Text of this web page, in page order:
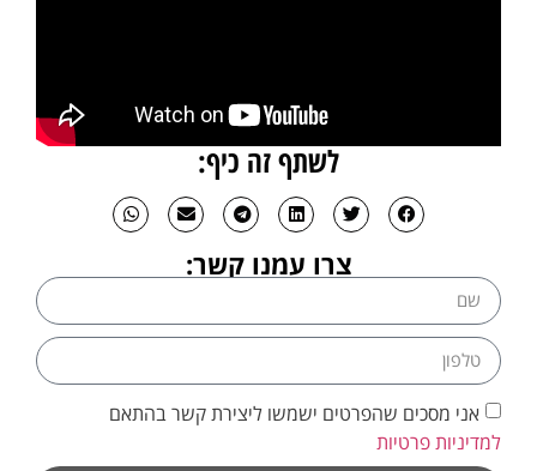
לשתף זה כיף:
צרו עמנו קשר:
אני מסכים שהפרטים ישמשו ליצירת קשר בהתאם
למדיניות פרטיות